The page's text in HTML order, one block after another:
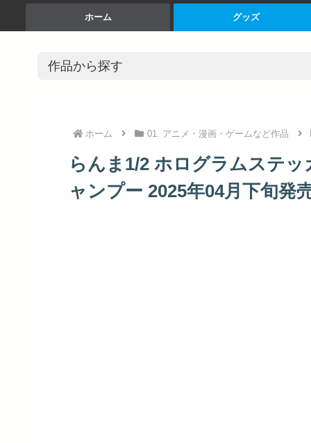
ホーム グッズ
ホーム 01. アニメ・漫画・ゲームなど作品
らんま1/2 ホログラムステ
ャンプー 2025年04月下旬発